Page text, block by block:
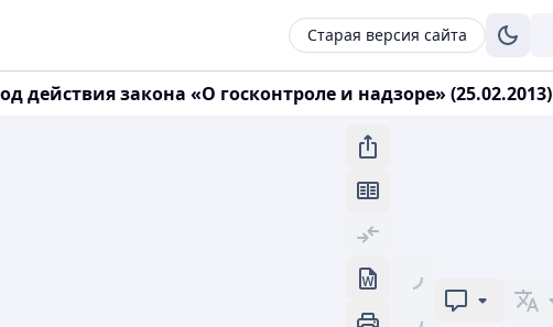
Старая версия сайта
закона «О госконтроле и надзоре» (25.02.2013)